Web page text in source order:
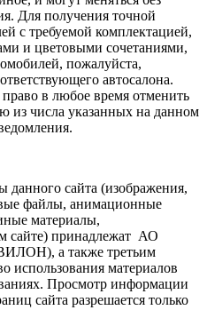
Для получения точной
с требуемой комплектацией,
и цветовыми сочетаниями,
пожалуйста,
автосалона.
в любое время отменить
из числа указанных на данном
данного сайта (изображения,
файлы, анимационные
материалы,
сайте) принадлежат АО
а также третьим
использования материалов
Просмотр информации
сайта разрешается только